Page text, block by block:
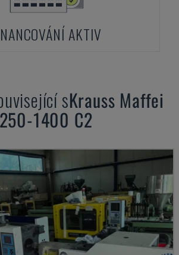
AKTIV
sKrauss Maffei
250-1400 C2